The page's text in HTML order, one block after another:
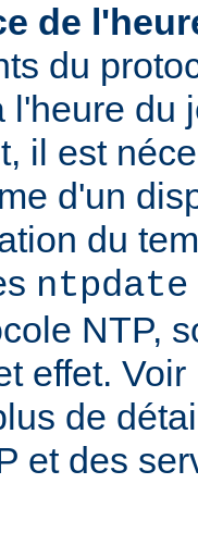
de
du
l'heure du
il est
d'un
du
ntpdate
NTP,
effet.
de
et des